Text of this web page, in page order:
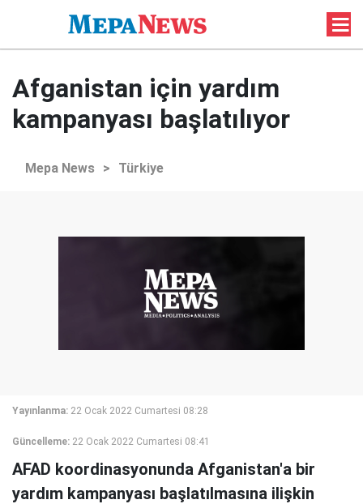
Afganistan için yardım
kampanyası başlatılıyor
Mepa News > Türkiye
Yayınlanma: 22 Ocak 2022 Cumartesi 08:28
Güncelleme: 22 Ocak 2022 Cumartesi 08:41
AFAD koordinasyonunda Afganistan'a bir
yardım kampanyası başlatılmasına ilişkin